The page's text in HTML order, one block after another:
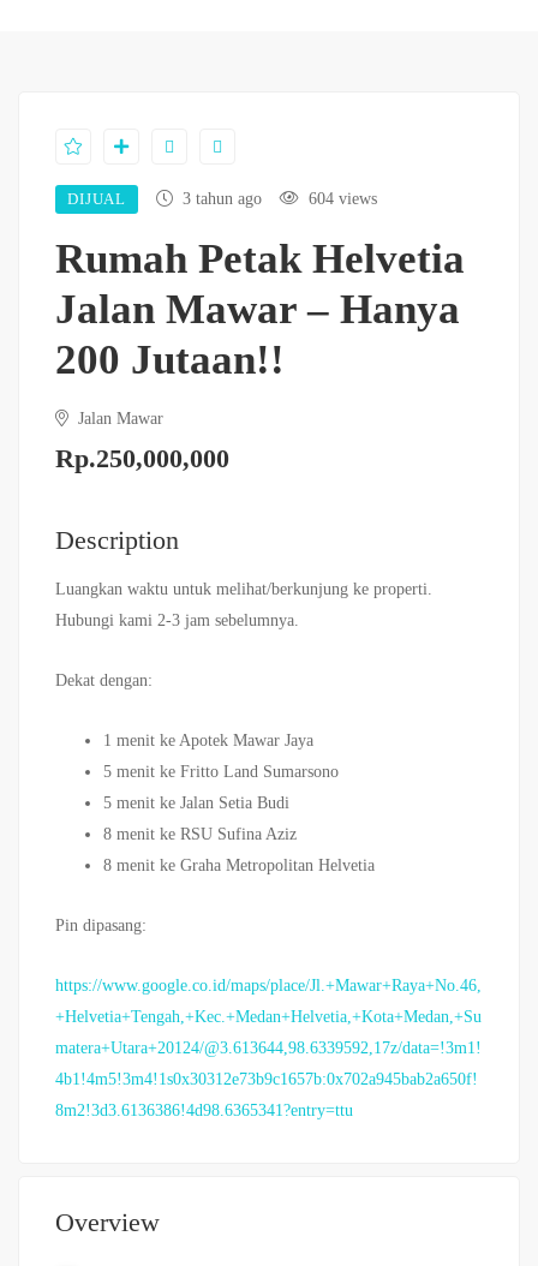
DIJUAL 3 tahun ago 604 views
Rumah Petak Helvetia
Jalan Mawar – Hanya
200 Jutaan!!
Jalan Mawar
Rp.250,000,000
Description
Luangkan waktu untuk melihat/berkunjung ke properti.
Hubungi kami 2-3 jam sebelumnya.
Dekat dengan:
1 menit ke Apotek Mawar Jaya
5 menit ke Fritto Land Sumarsono
5 menit ke Jalan Setia Budi
8 menit ke RSU Sufina Aziz
8 menit ke Graha Metropolitan Helvetia
Pin dipasang:
https://www.google.co.id/maps/place/Jl.+Mawar+Raya+No.46,
+Helvetia+Tengah,+Kec.+Medan+Helvetia,+Kota+Medan,+Su
matera+Utara+20124/@3.613644,98.6339592,17z/data=!3m1!
4b1!4m5!3m4!1s0x30312e73b9c1657b:0x702a945bab2a650f!
8m2!3d3.6136386!4d98.6365341?entry=ttu
Overview